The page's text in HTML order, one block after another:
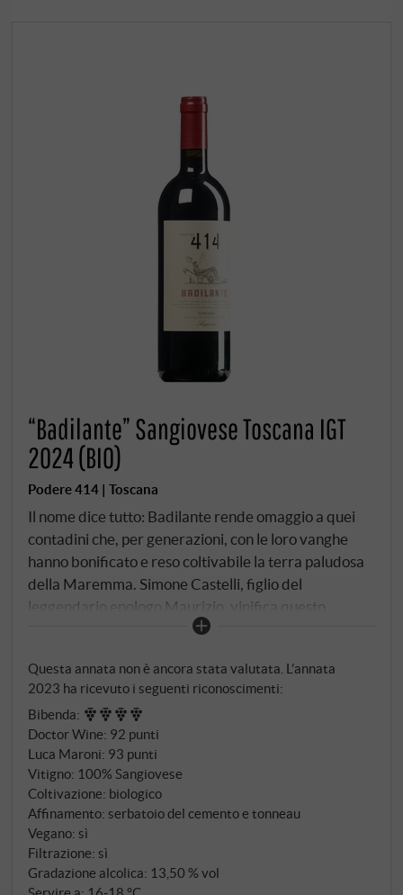
“Badilante” Sangiovese Toscana IGT
2024 (BIO)
Podere 414 | Toscana
Il nome dice tutto: Badilante rende omaggio a quei
contadini che, per generazioni, con le loro vanghe
hanno bonificato e reso coltivabile la terra paludosa
della Maremma. Simone Castelli, figlio del
leggendario enologo Maurizio, vinifica questo
Sangiovese in purezza nella tenuta biologica Podere
altitudine su terreni argilloso-limosi con elevata
percentuale di scheletro. Fermentazione spontanea
in cemento, 15–18 giorni di macerazione con
délestage e rimontaggio, seguita da affinamento in
parte in cemento e in parte in legno.
Questa annata non è ancora stata valutata. L’annata
2023 ha ricevuto i seguenti riconoscimenti:
Bibenda:
Doctor Wine: 92 punti
Luca Maroni: 93 punti
Vitigno: 100% Sangiovese
Coltivazione: biologico
Affinamento: serbatoio del cemento e tonneau
Vegano: sì
Filtrazione: sì
Gradazione alcolica: 13,50 % vol